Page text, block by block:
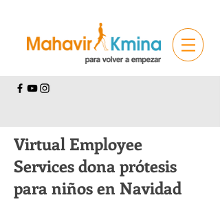
Virtual Employee
Services dona prótesis
para niños en Navidad